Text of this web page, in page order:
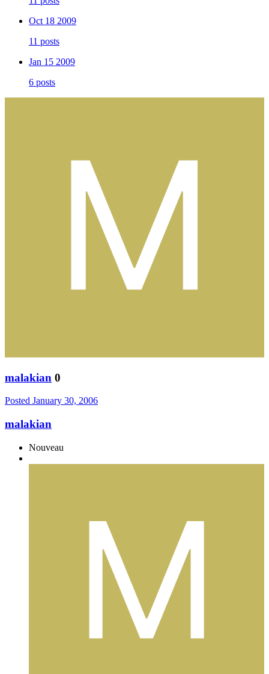
Oct 18 2009
11 posts
Jan 15 2009
6 posts
malakian 0
Posted January 30, 2006
malakian
Nouveau